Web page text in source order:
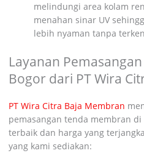
melindungi area kolam
menahan sinar UV
lebih nyaman tanpa
Layanan
Bogor dari PT Wira
PT Wira Citra Baja Membran
pemasangan tenda membran
terbaik dan harga yang
yang kami sediakan: